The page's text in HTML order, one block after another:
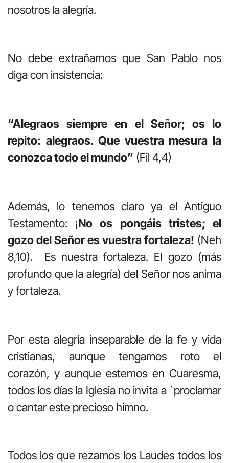
nosotros la alegría.
No debe extrañarnos que San Pablo nos
diga con insistencia:
“Alegraos siempre en el Señor; os lo
repito: alegraos. Que vuestra mesura la
conozca todo el mundo” (Fil 4,4)
Además, lo tenemos claro ya el Antiguo
Testamento: ¡No os pongáis tristes; el
gozo del Señor es vuestra fortaleza! (Neh
8,10). Es nuestra fortaleza. El gozo (más
profundo que la alegría) del Señor nos anima
y fortaleza.
Por esta alegría inseparable de la fe y vida
cristianas, aunque tengamos roto el
corazón, y aunque estemos en Cuaresma,
todos los días la Iglesia no invita a `proclamar
o cantar este precioso himno.
Todos los que rezamos los Laudes todos los